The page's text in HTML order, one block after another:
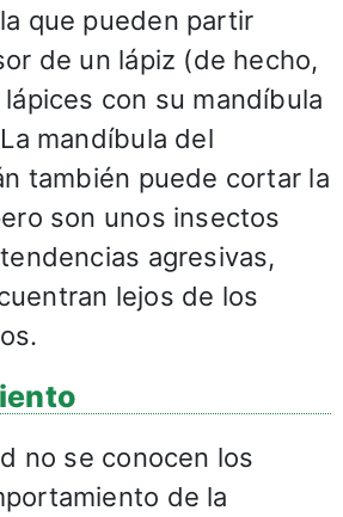
que pueden partir
de un lápiz (de hecho,
con su mandíbula
mandíbula del
también puede cortar la
son unos insectos
agresivas,
lejos de los
no se conocen los
de la